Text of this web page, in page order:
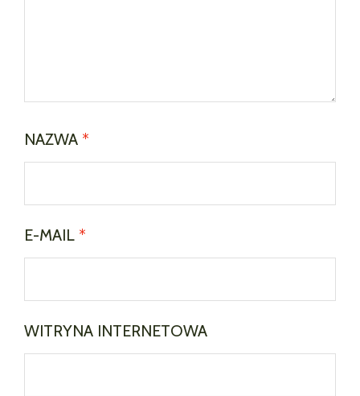
NAZWA *
E-MAIL *
WITRYNA INTERNETOWA